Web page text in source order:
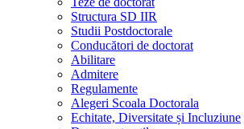
Structura SD IIR
Studii Postdoctorale
Conducători de doctorat
Abilitare
Admitere
Regulamente
Alegeri Scoala Doctorala
Echitate, Diversitate și Incluziune